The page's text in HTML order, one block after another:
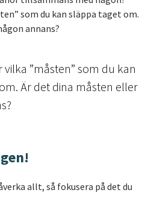
som du kan släppa taget om.
annans?
”måsten” som du kan
Är det dina måsten eller
allt, så fokusera på det du